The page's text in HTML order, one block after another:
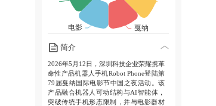
简介
2026年5月12日，深圳科技企业荣耀携革
命性产品机器人手机Robot Phone登陆第
79届戛纳国际电影节中国之夜活动。该
产品融合机器人可动结构与AI智能体，
突破传统手机形态限制，并与电影器材